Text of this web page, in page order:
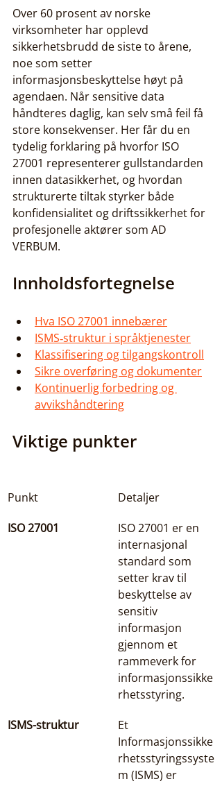
Over 60 prosent av norske
virksomheter har opplevd
sikkerhetsbrudd de siste to årene,
noe som setter
informasjonsbeskyttelse høyt på
agendaen. Når sensitive data
håndteres daglig, kan selv små feil få
store konsekvenser. Her får du en
tydelig forklaring på hvorfor ISO
27001 representerer gullstandarden
innen datasikkerhet, og hvordan
strukturerte tiltak styrker både
konfidensialitet og driftssikkerhet for
profesjonelle aktører som AD
VERBUM.
Innholdsfortegnelse
Hva ISO 27001 innebærer
ISMS‑struktur i språktjenester
Klassifisering og tilgangskontroll
Sikre overføring og dokumenter
Kontinuerlig forbedring og
avvikshåndtering
Viktige punkter
Punkt
Detaljer
ISO 27001
ISO 27001 er en
internasjonal
standard som
setter krav til
beskyttelse av
sensitiv
informasjon
gjennom et
rammeverk for
informasjonssikke
rhetsstyring.
ISMS-struktur
Et
Informasjonssikke
rhetsstyringssyste
m (ISMS) er